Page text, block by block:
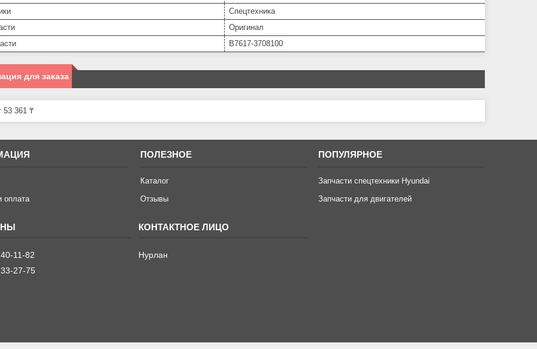
Спецтехника
Оригинал
В7617-3708100
для заказа
53 361 ₸
оплата
ПОЛЕЗНОЕ
Каталог
Отзывы
ПОПУЛЯРНОЕ
Запчасти спецтехники Hyundai
Запчасти для двигателей
11-82
27-75
Нурлан